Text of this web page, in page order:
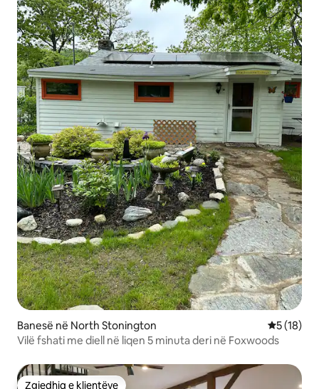
Banesë në North Stonington Vlerësimi
5 (18)
Vilë fshati me diell në liqen 5 minuta deri në Foxwoods
Zgjedhja e klientëve